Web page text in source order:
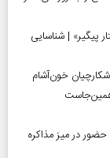
پیگیر» | شناسایی
همین‌جاست
در میز مذاکره